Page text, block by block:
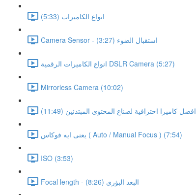
انواع الكاميرات (5:33)
Camera Sensor - استقبال الضوء (3:27)
انواع الكاميرات الرقمية DSLR Camera (5:27)
Mirrorless Camera (10:02)
افضل كاميرا احترافية لصناع المحتوى المبتدئين (11:49)
يعنى ايه فوكاس ( Auto / Manual Focus ) (7:54)
ISO (3:53)
Focal length - البعد البؤرى (8:26)